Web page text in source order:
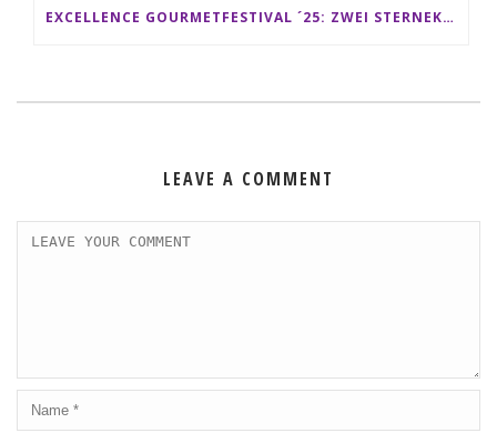
EXCELLENCE GOURMETFESTIVAL ´25: ZWEI STERNEKÖCHE ANTONIO GUIDA & DARIO MORESCO VERWÖHNEN IHRE GÄSTE AUF EINER LUXERIÖSEN SCHIFFSREISE
LEAVE A COMMENT